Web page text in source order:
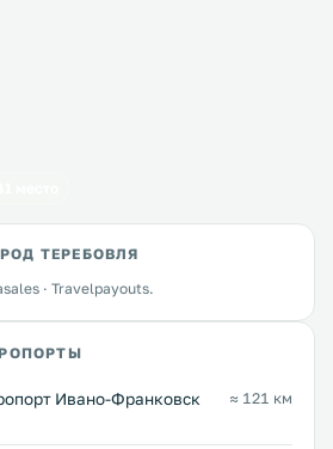
ТЕРЕБОВЛЯ
· Travelpayouts.
Ивано-Франковск
≈ 121 км